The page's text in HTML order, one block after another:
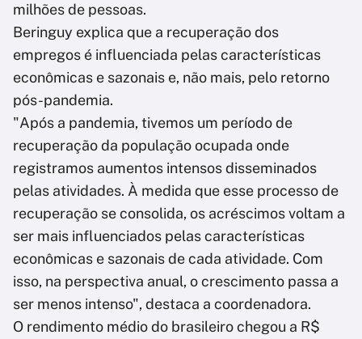
milhões de pessoas.
Beringuy explica que a recuperação dos
empregos é influenciada pelas características
econômicas e sazonais e, não mais, pelo retorno
pós-pandemia.
"Após a pandemia, tivemos um período de
recuperação da população ocupada onde
registramos aumentos intensos disseminados
pelas atividades. À medida que esse processo de
recuperação se consolida, os acréscimos voltam a
ser mais influenciados pelas características
econômicas e sazonais de cada atividade. Com
isso, na perspectiva anual, o crescimento passa a
ser menos intenso", destaca a coordenadora.
O rendimento médio do brasileiro chegou a R$